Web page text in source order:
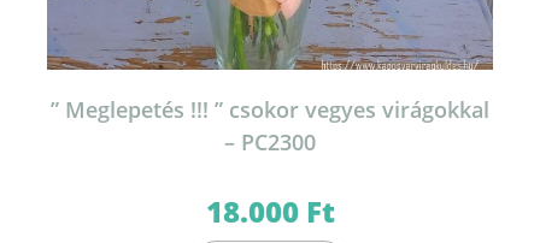
” Meglepetés !!! ” csokor vegyes virágokkal
– PC2300
18.000 Ft